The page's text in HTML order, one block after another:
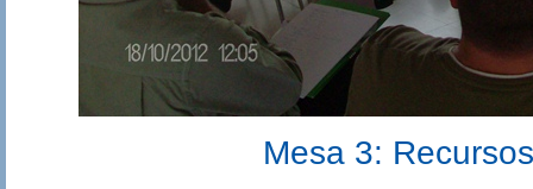
Mesa 3: